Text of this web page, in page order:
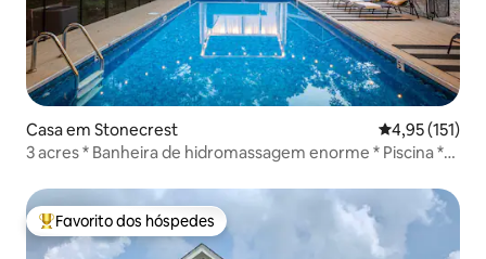
Casa em Stonecrest Classificação
4,95 (151)
3 acres * Banheira de hidromassagem enorme * Piscina *
Favoritos dos hóspedes mais apreciados
Favorito dos hóspedes